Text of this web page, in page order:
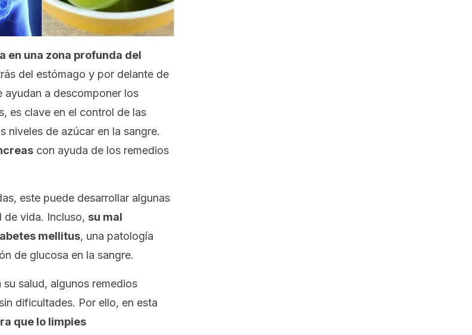
en una zona profunda del
del estómago y por delante de
ayudan a descomponer los
es clave en el control de las
niveles de azúcar en la sangre.
con ayuda de los remedios
este puede desarrollar algunas
de vida. Incluso, su mal
mellitus, una patología
de glucosa en la sangre.
salud, algunos remedios
dificultades. Por ello, en esta
que lo limpies